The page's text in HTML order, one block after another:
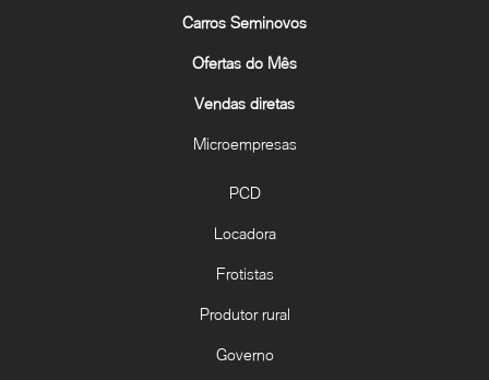
Carros Seminovos
Ofertas do Mês
Vendas diretas
Microempresas
PCD
Locadora
Frotistas
Produtor rural
Governo